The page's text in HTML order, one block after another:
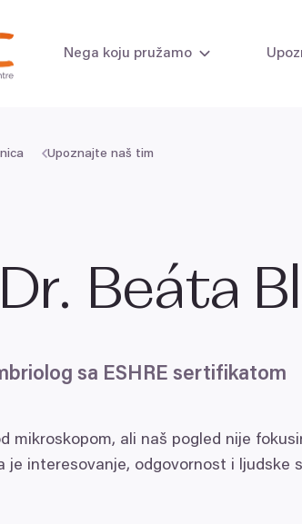
Nega koju pružamo
Upoznajte naš tim
Beáta
sa ESHRE sertifikatom
mikroskopom, ali naš pogled nije
je interesovanje, odgovornost i ljudske